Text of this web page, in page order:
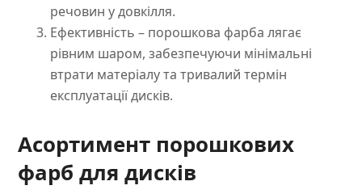
речовин у довкілля.
Ефективність – порошкова фарба лягає
рівним шаром, забезпечуючи мінімальні
втрати матеріалу та тривалий термін
експлуатації дисків.
Асортимент порошкових
фарб для дисків